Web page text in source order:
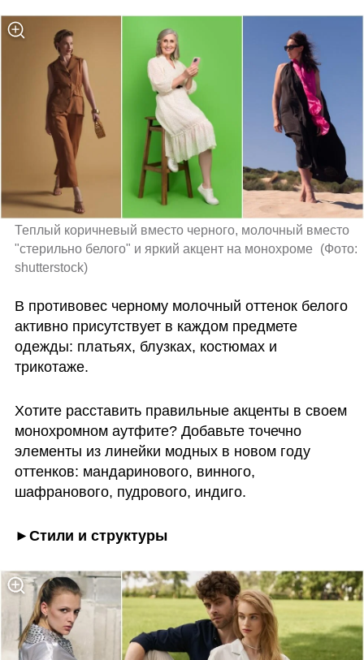
Теплый коричневый вместо черного, молочный вместо
"стерильно белого" и яркий акцент на монохроме
(Фото:
shutterstock)
В противовес черному молочный оттенок белого
активно присутствует в каждом предмете
одежды: платьях, блузках, костюмах и
трикотаже.
Хотите расставить правильные акценты в своем
монохромном аутфите? Добавьте точечно
элементы из линейки модных в новом году
оттенков: мандаринового, винного,
шафранового, пудрового, индиго.
►Стили и структуры